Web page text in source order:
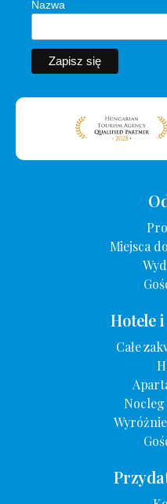
Nazwa
Miejsca
Hotele
Całe